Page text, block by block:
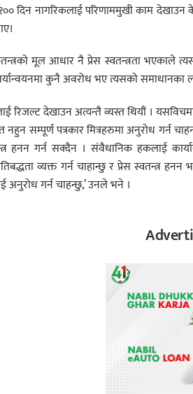
दिन नागरिकलाई परिणाममुखी काम देखाउन
मूल आधार नै प्रेस स्वतन्त्रता
कुनै अवरोध भए त्यसको
रिजल्ट देखाउन अत्यन्तै व्यस्त थियौं ।
नहुन सम्पूर्ण पत्रकार मित्रहरुमा अनुरोध गर्न
हनन गर्न सक्दैन । संवैधानिक हकलाई
व्यक्त गर्न चाहान्छु र प्रेस
अनुरोध गर्न चाहन्छु,’ उनले भने ।